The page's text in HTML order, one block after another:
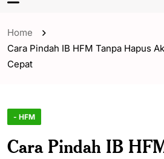
Home
Cara Pindah IB HFM Tanpa Hapus
Cepat
- HFM
Cara Pindah IB